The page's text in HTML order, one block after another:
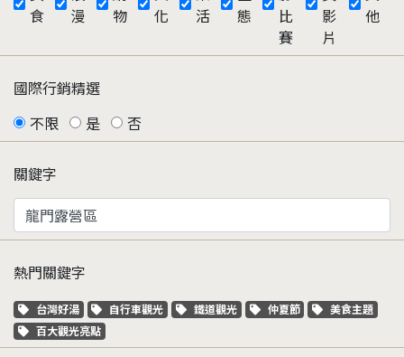
食
漫
物
化
活
態
比
賽
影
片
他
國際行銷精選
不限
是 否
關鍵字
熱門關鍵字
關鍵字標籤
台灣好湯 關鍵字標籤
自行車觀光 關鍵字標籤
鐵道觀光 關鍵字標籤
仲夏節 關鍵字標籤
美食主題
關鍵字標籤
百大觀光亮點